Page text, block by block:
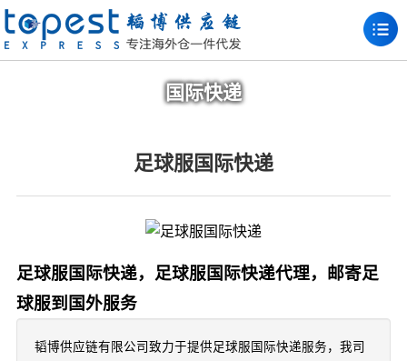
国际快递
足球服国际快递
足球服国际快递，足球服国际快递代理，邮寄足
球服到国外服务
韬博供应链有限公司致力于提供足球服国际快递服务，我司